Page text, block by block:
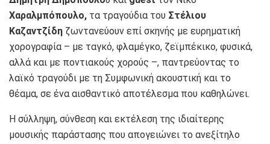
Χαραλμπόπουλο, τα τραγούδια του Στέλιου
Καζαντζίδη ζωντανεύουν επί σκηνής με ευρηματική
χορογραφία – με ταγκό, φλαμέγκο, ζεϊμπέκικο, φυσικά,
αλλά και με ποντιακούς χορούς –, παντρεύοντας το
λαϊκό τραγούδι με τη Συμφωνική ακουστική και το
θέαμα, σε ένα αισθαντικό αποτέλεσμα που καθηλώνει.
Η σύλληψη, σύνθεση και εκτέλεση της ιδιαίτερης
μουσικής παράστασης που απογειώνει το ανεξίτηλο